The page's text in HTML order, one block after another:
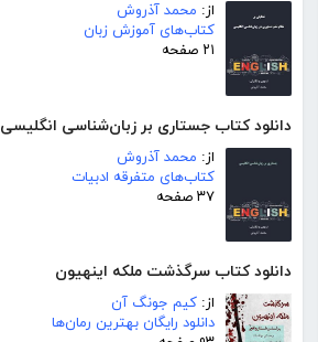
از: محمد آذروش
کتاب‌های آموزش زبان
۲۱ صفحه
دانلود کتاب جستاری بر زبان‌شناسی انگلیسی
از: محمد آذروش
کتاب‌های متفرقه ادبیات
۳۷ صفحه
دانلود کتاب سرگذشت ملکه اینهیون
از: کیم جونگ آن
دانلود رایگان بهترین رمان‌ها